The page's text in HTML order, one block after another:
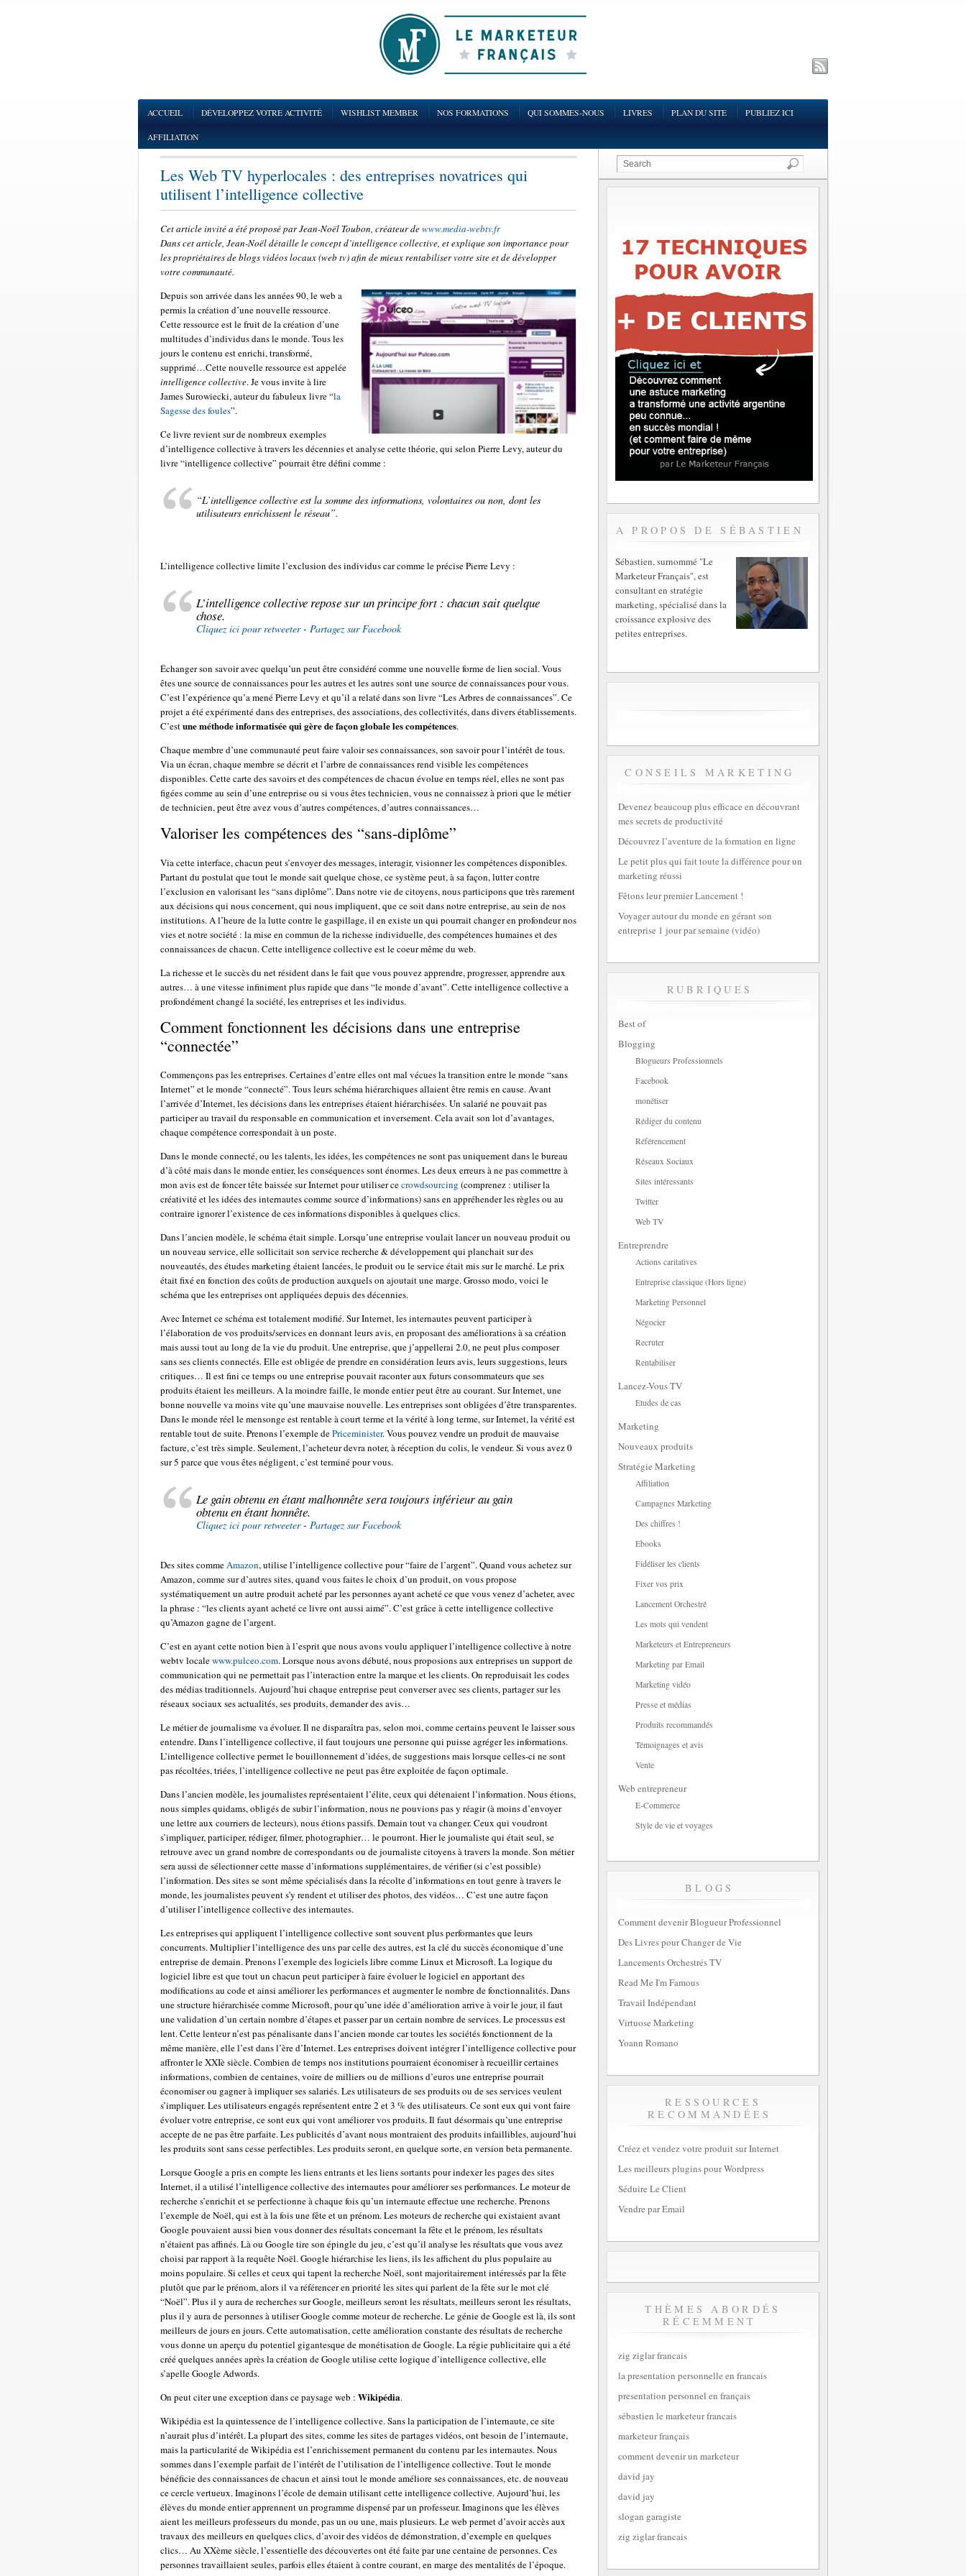
ACCUEIL DÉVELOPPEZ VOTRE ACTIVITÉ WISHLIST MEMBER NOS FORMATIONS QUI SOMMES-NOUS LIVRES PLAN DU SITE PUBLIEZ ICI
AFFILIATION
Les Web TV hyperlocales : des entreprises novatrices qui
utilisent l’intelligence collective
Cet article invité a été proposé par Jean-Noël Toubon, créateur dewww.media-webtv.fr
Dans cet article, Jean-Noël détaille le concept d’intelligence collective, et explique son importance pour
les propriétaires de blogs vidéos locaux (web tv) afin de mieux rentabiliser votre site et de développer
votre communauté.
Depuis son arrivée dans les années 90, le web a
permis la création d’une nouvelle ressource.
Cette ressource est le fruit de la création d’une
multitudes d’individus dans le monde. Tous les
jours le contenu est enrichi, transformé,
supprimé…Cette nouvelle ressource est appelée
intelligence collective. Je vous invite à lire
James Surowiecki, auteur du fabuleux livre “la
Sagesse des foules”.
Ce livre revient sur de nombreux exemples
d’intelligence collective à travers les décennies et analyse cette théorie, qui selon Pierre Levy, auteur du
livre “intelligence collective” pourrait être défini comme :
“L’intelligence collective est la somme des informations, volontaires ou non, dont les
utilisateurs enrichissent le réseau”.
L’intelligence collective limite l’exclusion des individus car comme le précise Pierre Levy :
L’intelligence collective repose sur un principe fort : chacun sait quelque
chose.
Cliquez ici pour retweeter- Partagez sur Facebook
Échanger son savoir avec quelqu’un peut être considéré comme une nouvelle forme de lien social. Vous
êtes une source de connaissances pour les autres et les autres sont une source de connaissances pour vous.
C’est l’expérience qu’a mené Pierre Levy et qu’il a relaté dans son livre “Les Arbres de connaissances”. Ce
projet a été expérimenté dans des entreprises, des associations, des collectivités, dans divers établissements.
C’estune méthode informatisée qui gère de façon globale les compétences.
Chaque membre d’une communauté peut faire valoir ses connaissances, son savoir pour l’intérêt de tous.
Via un écran, chaque membre se décrit et l’arbre de connaissances rend visible les compétences
disponibles. Cette carte des savoirs et des compétences de chacun évolue en temps réel, elles ne sont pas
figées comme au sein d’une entreprise ou si vous êtes technicien, vous ne connaissez à priori que le métier
de technicien, peut être avez vous d’autres compétences, d’autres connaissances…
Valoriser les compétences des “sans-diplôme”
Via cette interface, chacun peut s’envoyer des messages, interagir, visionner les compétences disponibles.
Partant du postulat que tout le monde sait quelque chose, ce système peut, à sa façon, lutter contre
l’exclusion en valorisant les “sans diplôme”. Dans notre vie de citoyens, nous participons que très rarement
aux décisions qui nous concernent, qui nous impliquent, que ce soit dans notre entreprise, au sein de nos
institutions. A l’heure de la lutte contre le gaspillage, il en existe un qui pourrait changer en profondeur nos
vies et notre société : la mise en commun de la richesse individuelle, des compétences humaines et des
connaissances de chacun. Cette intelligence collective est le coeur même du web.
La richesse et le succès du net résident dans le fait que vous pouvez apprendre, progresser, apprendre aux
autres… à une vitesse infiniment plus rapide que dans “le monde d’avant”. Cette intelligence collective a
profondément changé la société, les entreprises et les individus.
Comment fonctionnent les décisions dans une entreprise
“connectée”
Commençons pas les entreprises. Certaines d’entre elles ont mal vécues la transition entre le monde “sans
Internet” et le monde “connecté”. Tous leurs schéma hiérarchiques allaient être remis en cause. Avant
l’arrivée d’Internet, les décisions dans les entreprises étaient hiérarchisées. Un salarié ne pouvait pas
participer au travail du responsable en communication et inversement. Cela avait son lot d’avantages,
chaque compétence correspondait à un poste.
Dans le monde connecté, ou les talents, les idées, les compétences ne sont pas uniquement dans le bureau
d’à côté mais dans le monde entier, les conséquences sont énormes. Les deux erreurs à ne pas commettre à
mon avis est de foncer tête baissée sur Internet pour utiliser cecrowdsourcing (comprenez : utiliser la
créativité et les idées des internautes comme source d’informations) sans en appréhender les règles ou au
contraire ignorer l’existence de ces informations disponibles à quelques clics.
Dans l’ancien modèle, le schéma était simple. Lorsqu’une entreprise voulait lancer un nouveau produit ou
un nouveau service, elle sollicitait son service recherche & développement qui planchait sur des
nouveautés, des études marketing étaient lancées, le produit ou le service était mis sur le marché. Le prix
était fixé en fonction des coûts de production auxquels on ajoutait une marge. Grosso modo, voici le
schéma que les entreprises ont appliquées depuis des décennies.
Avec Internet ce schéma est totalement modifié. Sur Internet, les internautes peuvent participer à
l’élaboration de vos produits/services en donnant leurs avis, en proposant des améliorations à sa création
mais aussi tout au long de la vie du produit. Une entreprise, que j’appellerai 2.0, ne peut plus composer
sans ses clients connectés. Elle est obligée de prendre en considération leurs avis, leurs suggestions, leurs
critiques… Il est fini ce temps ou une entreprise pouvait raconter aux futurs consommateurs que ses
produits étaient les meilleurs. A la moindre faille, le monde entier peut être au courant. Sur Internet, une
bonne nouvelle va moins vite qu’une mauvaise nouvelle. Les entreprises sont obligées d’être transparentes.
Dans le monde réel le mensonge est rentable à court terme et la vérité à long terme, sur Internet, la vérité est
rentable tout de suite. Prenons l’exemple dePriceminister. Vous pouvez vendre un produit de mauvaise
facture, c’est très simple. Seulement, l’acheteur devra noter, à réception du colis, le vendeur. Si vous avez 0
sur 5 parce que vous êtes négligent, c’est terminé pour vous.
Le gain obtenu en étant malhonnête sera toujours inférieur au gain
obtenu en étant honnête.
Cliquez ici pour retweeter- Partagez sur Facebook
Des sites commeAmazon, utilise l’intelligence collective pour “faire de l’argent”. Quand vous achetez sur
Amazon, comme sur d’autres sites, quand vous faites le choix d’un produit, on vous propose
systématiquement un autre produit acheté par les personnes ayant acheté ce que vous venez d’acheter, avec
la phrase : “les clients ayant acheté ce livre ont aussi aimé”. C’est grâce à cette intelligence collective
qu’Amazon gagne de l’argent.
C’est en ayant cette notion bien à l’esprit que nous avons voulu appliquer l’intelligence collective à notre
webtv localewww.pulceo.com. Lorsque nous avons débuté, nous proposions aux entreprises un support de
communication qui ne permettait pas l’interaction entre la marque et les clients. On reproduisait les codes
des médias traditionnels. Aujourd’hui chaque entreprise peut converser avec ses clients, partager sur les
réseaux sociaux ses actualités, ses produits, demander des avis…
Le métier de journalisme va évoluer. Il ne disparaîtra pas, selon moi, comme certains peuvent le laisser sous
entendre. Dans l’intelligence collective, il faut toujours une personne qui puisse agréger les informations.
L’intelligence collective permet le bouillonnement d’idées, de suggestions mais lorsque celles-ci ne sont
pas récoltées, triées, l’intelligence collective ne peut pas être exploitée de façon optimale.
Dans l’ancien modèle, les journalistes représentaient l’élite, ceux qui détenaient l’information. Nous étions,
nous simples quidams, obligés de subir l’information, nous ne pouvions pas y réagir (à moins d’envoyer
une lettre aux courriers de lecteurs), nous étions passifs. Demain tout va changer. Ceux qui voudront
s’impliquer, participer, rédiger, filmer, photographier… le pourront. Hier le journaliste qui était seul, se
retrouve avec un grand nombre de correspondants ou de journaliste citoyens à travers la monde. Son métier
sera aussi de sélectionner cette masse d’informations supplémentaires, de vérifier (si c’est possible)
l’information. Des sites se sont même spécialisés dans la récolte d’informations en tout genre à travers le
monde, les journalistes peuvent s’y rendent et utiliser des photos, des vidéos… C’est une autre façon
d’utiliser l’intelligence collective des internautes.
Les entreprises qui appliquent l’intelligence collective sont souvent plus performantes que leurs
concurrents. Multiplier l’intelligence des uns par celle des autres, est la clé du succès économique d’une
entreprise de demain. Prenons l’exemple des logiciels libre comme Linux et Microsoft. La logique du
logiciel libre est que tout un chacun peut participer à faire évoluer le logiciel en apportant des
modifications au code et ainsi améliorer les performances et augmenter le nombre de fonctionnalités. Dans
une structure hiérarchisée comme Microsoft, pour qu’une idée d’amélioration arrive à voir le jour, il faut
une validation d’un certain nombre d’étapes et passer par un certain nombre de services. Le processus est
lent. Cette lenteur n’est pas pénalisante dans l’ancien monde car toutes les sociétés fonctionnent de la
même manière, elle l’est dans l’ère d’Internet. Les entreprises doivent intégrer l’intelligence collective pour
affronter le XXIè siècle. Combien de temps nos institutions pourraient économiser à recueillir certaines
informations, combien de centaines, voire de milliers ou de millions d’euros une entreprise pourrait
économiser ou gagner à impliquer ses salariés. Les utilisateurs de ses produits ou de ses services veulent
s’impliquer. Les utilisateurs engagés représentent entre 2 et 3 % des utilisateurs. Ce sont eux qui vont faire
évoluer votre entreprise, ce sont eux qui vont améliorer vos produits. Il faut désormais qu’une entreprise
accepte de ne pas être parfaite. Les publicités d’avant nous montraient des produits infaillibles, aujourd’hui
les produits sont sans cesse perfectibles. Les produits seront, en quelque sorte, en version beta permanente.
Lorsque Google a pris en compte les liens entrants et les liens sortants pour indexer les pages des sites
Internet, il a utilisé l’intelligence collective des internautes pour améliorer ses performances. Le moteur de
recherche s’enrichit et se perfectionne à chaque fois qu’un internaute effectue une recherche. Prenons
l’exemple de Noël, qui est à la fois une fête et un prénom. Les moteurs de recherche qui existaient avant
Google pouvaient aussi bien vous donner des résultats concernant la fête et le prénom, les résultats
n’étaient pas affinés. Là ou Google tire son épingle du jeu, c’est qu’il analyse les résultats que vous avez
choisi par rapport à la requête Noël. Google hiérarchise les liens, ils les affichent du plus populaire au
moins populaire. Si celles et ceux qui tapent la recherche Noël, sont majoritairement intéressés par la fête
plutôt que par le prénom, alors il va référencer en priorité les sites qui parlent de la fête sur le mot clé
“Noël”. Plus il y aura de recherches sur Google, meilleurs seront les résultats, meilleurs seront les résultats,
plus il y aura de personnes à utiliser Google comme moteur de recherche. Le génie de Google est là, ils sont
meilleurs de jours en jours. Cette automatisation, cette amélioration constante des résultats de recherche
vous donne un aperçu du potentiel gigantesque de monétisation de Google. La régie publicitaire qui a été
créé quelques années après la création de Google utilise cette logique d’intelligence collective, elle
s’apelle Google Adwords.
On peut citer une exception dans ce paysage web : Wikipédia.
Wikipédia est la quintessence de l’intelligence collective. Sans la participation de l’internaute, ce site
n’aurait plus d’intérêt. La plupart des sites, comme les sites de partages vidéos, ont besoin de l’internaute,
mais la particularité de Wikipédia est l’enrichissement permanent du contenu par les internautes. Nous
sommes dans l’exemple parfait de l’intérêt de l’utilisation de l’intelligence collective. Tout le monde
bénéficie des connaissances de chacun et ainsi tout le monde améliore ses connaissances, etc. de nouveau
ce cercle vertueux. Imaginons l’école de demain utilisant cette intelligence collective. Aujourd’hui, les
élèves du monde entier apprennent un programme dispensé par un professeur. Imaginons que les élèves
aient les meilleurs professeurs du monde, pas un ou une, mais plusieurs. Le web permet d’avoir accès aux
travaux des meilleurs en quelques clics, d’avoir des vidéos de démonstration, d’exemple en quelques
clics… Au XXème siècle, l’essentielle des découvertes ont été faite par une centaine de personnes. Ces
personnes travaillaient seules, parfois elles étaient à contre courant, en marge des mentalités de l’époque.
A PROPOS DE SÉBASTIEN
Sébastien, surnommé "Le
Marketeur Français", est
consultant en stratégie
marketing, spécialisé dans la
croissance explosive des
petites entreprises.
CONSEILS MARKETING
Devenez beaucoup plus efficace en découvrant
mes secrets de productivité
Découvrez l’aventure de la formation en ligne
Le petit plus qui fait toute la différence pour un
marketing réussi
Fêtons leur premier Lancement !
Voyager autour du monde en gérant son
entreprise 1 jour par semaine (vidéo)
RUBRIQUES
Best of
Blogging
Blogueurs Professionnels
Facebook
monétiser
Rédiger du contenu
Référencement
Réseaux Sociaux
Sites intéressants
Twitter
Web TV
Entreprendre
Actions caritatives
Entreprise classique (Hors ligne)
Marketing Personnel
Négocier
Recruter
Rentabiliser
Lancez-Vous TV
Etudes de cas
Marketing
Nouveaux produits
Stratégie Marketing
Affiliation
Campagnes Marketing
Des chiffres !
Ebooks
Fidéliser les clients
Fixer vos prix
Lancement Orchestré
Les mots qui vendent
Marketeurs et Entrepreneurs
Marketing par Email
Marketing vidéo
Presse et médias
Produits recommandés
Témoignages et avis
Vente
Web entrepreneur
E-Commerce
Style de vie et voyages
BLOGS
Comment devenir Blogueur Professionnel
Des Livres pour Changer de Vie
Lancements Orchestrés TV
Read Me I'm Famous
Travail Indépendant
Virtuose Marketing
Yoann Romano
RESSOURCES
RECOMMANDÉES
Créez et vendez votre produit sur Internet
Les meilleurs plugins pour Wordpress
Séduire Le Client
Vendre par Email
THÈMES ABORDÉS
RÉCEMMENT
zig ziglar francais
la presentation personnelle en francais
presentation personnel en français
sébastien le marketeur francais
marketeur français
comment devenir un marketeur
david jay
david jay
slogan garagiste
zig ziglar francais